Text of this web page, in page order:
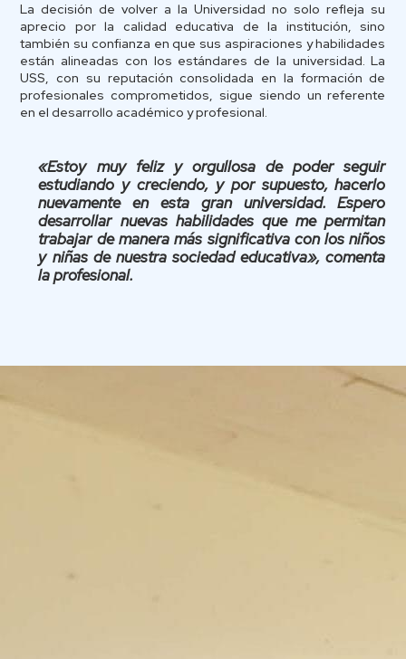
La decisión de volver a la Universidad no solo refleja su
aprecio por la calidad educativa de la institución, sino
también su confianza en que sus aspiraciones y habilidades
están alineadas con los estándares de la universidad. La
USS, con su reputación consolidada en la formación de
profesionales comprometidos, sigue siendo un referente
en el desarrollo académico y profesional.
«Estoy muy feliz y orgullosa de poder seguir
estudiando y creciendo, y por supuesto, hacerlo
nuevamente en esta gran universidad. Espero
desarrollar nuevas habilidades que me permitan
trabajar de manera más significativa con los niños
y niñas de nuestra sociedad educativa», comenta
la profesional.